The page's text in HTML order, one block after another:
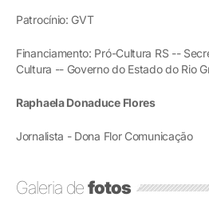
Patrocínio: GVT
Financiamento: Pró-Cultura RS --
Cultura -- Governo do Estado do Rio
Raphaela Donaduce Flores
Jornalista - Dona Flor Comunicação
Galeria defotos